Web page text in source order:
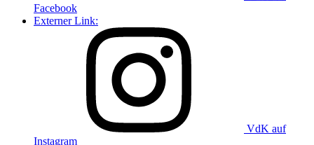
Facebook
Externer Link:
VdK auf
Instagram